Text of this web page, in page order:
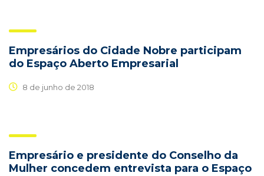
Empresários do Cidade Nobre participam
do Espaço Aberto Empresarial
8 de junho de 2018
Empresário e presidente do Conselho da
Mulher concedem entrevista para o Espaço